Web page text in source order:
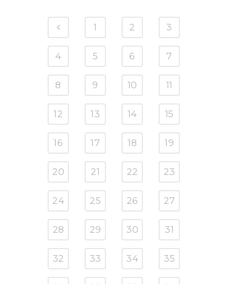
1 2 3
4 5 6 7
8 9 10 11
12 13 14 15
16 17 18 19
20 21 22 23
24 25 26 27
28 29 30 31
32 33 34 35